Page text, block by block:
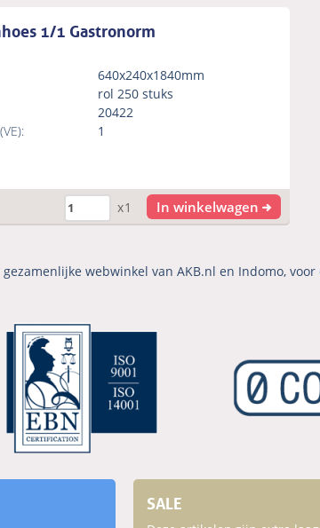
1/1 Gastronorm
640x240x1840mm
rol 250 stuks
20422
1
x1 In winkelwagen
webwinkel van AKB.nl en Indomo,
SALE